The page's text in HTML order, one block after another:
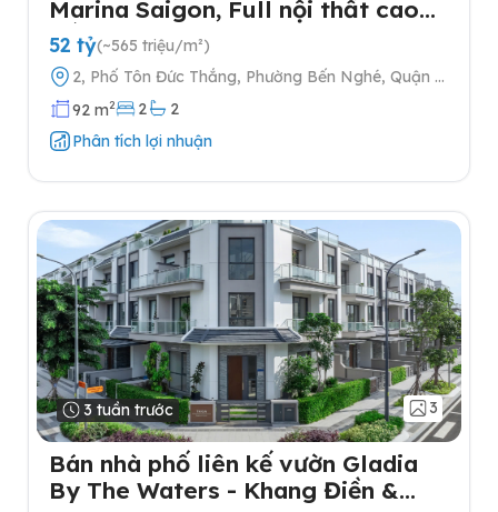
Marina Saigon, Full nội thất cao
cấp
52 tỷ(~565 triệu/m²)
2, Phố Tôn Đức Thắng, Phường Bến Nghé, Quận 1,
Thành phố Hồ Chí Minh
92 m2 2
2
Phân tích lợi nhuận
3 tuần trước 3
Bán nhà phố liên kế vườn Gladia
By The Waters - Khang Điền &